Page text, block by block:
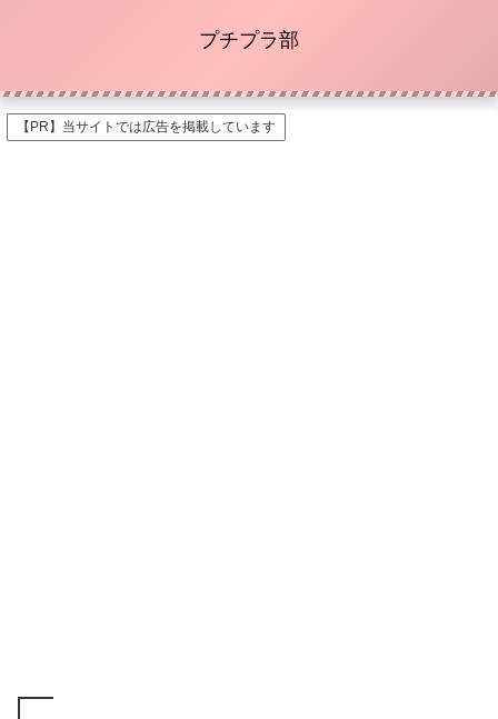
プチプラ部
【PR】当サイトでは広告を掲載しています